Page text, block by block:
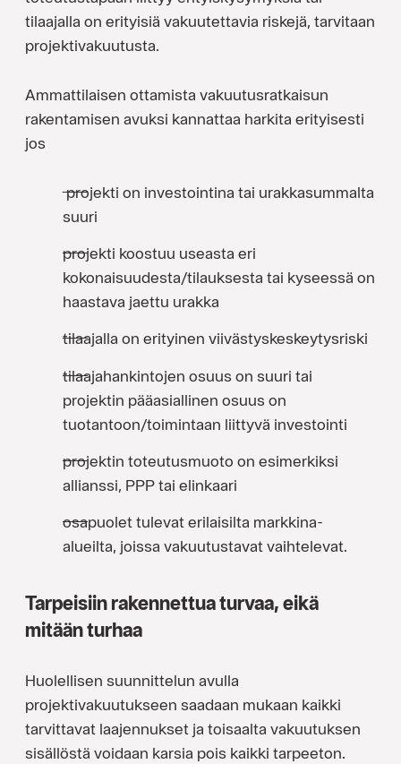
tilaajalla on erityisiä vakuutettavia riskejä, tarvitaan
projektivakuutusta.
Ammattilaisen ottamista vakuutusratkaisun
rakentamisen avuksi kannattaa harkita erityisesti
jos
projekti on investointina tai urakkasummalta
suuri
projekti koostuu useasta eri
kokonaisuudesta/tilauksesta tai kyseessä on
haastava jaettu urakka
tilaajalla on erityinen viivästyskeskeytysriski
tilaajahankintojen osuus on suuri tai
projektin pääasiallinen osuus on
tuotantoon/toimintaan liittyvä investointi
projektin toteutusmuoto on esimerkiksi
allianssi, PPP tai elinkaari
osapuolet tulevat erilaisilta markkina-
alueilta, joissa vakuutustavat vaihtelevat.
Tarpeisiin rakennettua turvaa, eikä
mitään turhaa
Huolellisen suunnittelun avulla
projektivakuutukseen saadaan mukaan kaikki
tarvittavat laajennukset ja toisaalta vakuutuksen
sisällöstä voidaan karsia pois kaikki tarpeeton.